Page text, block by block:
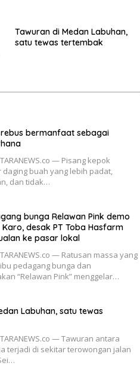
Tawuran di Medan Labuhan,
satu tewas tertembak
bermanfaat sebagai
— Pisang kepok
daging buah yang lebih padat,
dan tidak…
bunga Relawan Pink demo
desak PT Toba Hasfarm
ke pasar lokal
— Ratusan massa yang
pedagang bunga dan
“Relawan Pink” menggelar…
Labuhan, satu tewas
— Tawuran antara
terjadi di sekitar terowongan jalan